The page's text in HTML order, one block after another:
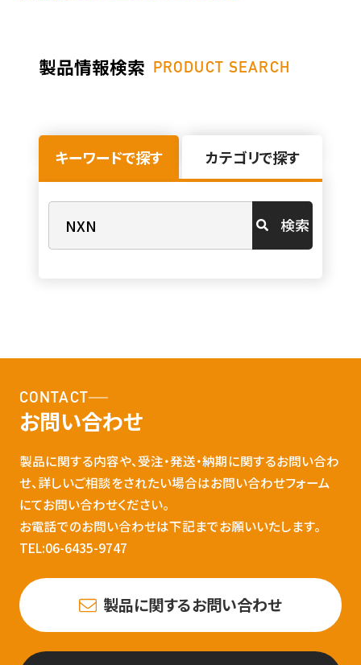
製品情報検索 PRODUCT SEARCH
キーワードで探す カテゴリで探す
検索
CONTACT
お問い合わせ
製品に関する内容や、受注・発送・納期に関するお問い合わ
せ、詳しいご相談をされたい場合はお問い合わせフォーム
にてお問い合わせください。
お電話でのお問い合わせは下記までお願いいたします。
TEL:06-6435-9747
製品に関するお問い合わせ